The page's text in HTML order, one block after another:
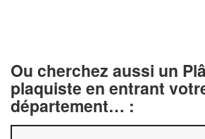
Ou cherchez aussi un
plaquiste en entrant
département… :